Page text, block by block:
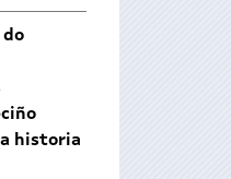
do
historia